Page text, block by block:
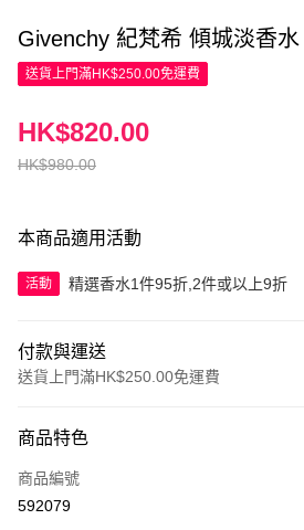
Givenchy 紀梵希 傾城淡香水
送貨上門滿HK$250.00免運費
HK$980.00
HK$820.00
本商品適用活動
活動 精選香水1件95折,2件或以上9折
付款與運送
送貨上門滿HK$250.00免運費
信用卡
Apple Pay
商品特色
商品編號
592079